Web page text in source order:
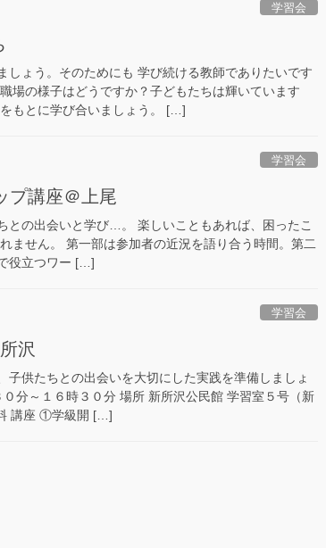
学習会
しょう。そのためにも 学び続ける教師でありたいです
場の様子はどうですか？子どもたちは輝いています
もとに学び合いましょう。 […]
学習会
プ講座＠上尾
との出会いと学び…。 楽しいこともあれば、困ったこ
ません。 第一部は参加者の近況を語り合う時間。第二
役立つワー […]
学習会
沢
子供たちとの出会いを大切にした実践を準備しましょ
分～１６時３０分 場所 新所沢公民館 学習室５号（新
講座 ①学級開 […]